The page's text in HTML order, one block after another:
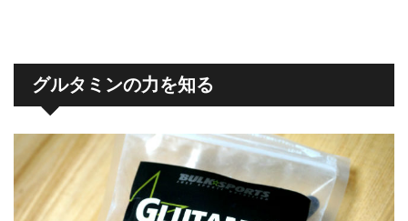
グルタミンの力を知る